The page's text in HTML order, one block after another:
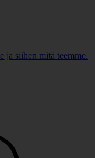
ja siihen mitä teemme.